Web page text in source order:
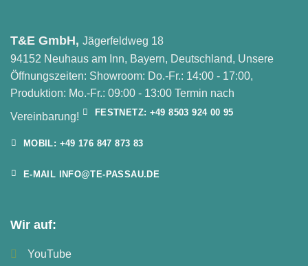
T&E GmbH, Jägerfeldweg 18
94152 Neuhaus am Inn, Bayern, Deutschland, Unsere
Öffnungszeiten: Showroom: Do.-Fr.: 14:00 - 17:00,
Produktion: Mo.-Fr.: 09:00 - 13:00 Termin nach
Vereinbarung!
FESTNETZ: +49 8503 924 00 95
MOBIL: +49 176 847 873 83
E-MAIL INFO@TE-PASSAU.DE
Wir auf:
YouTube